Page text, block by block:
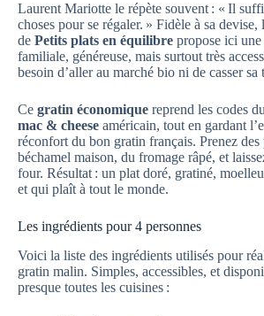
Laurent Mariotte le répète souvent : « Il
choses pour se régaler. » Fidèle à sa devise,
de Petits plats en équilibre propose ici une
familiale, généreuse, mais surtout très
besoin d’aller au marché bio ni de casser sa
Ce gratin économique reprend les codes
mac & cheese américain, tout en gardant
réconfort du bon gratin français. Prenez des
béchamel maison, du fromage râpé, et
four. Résultat : un plat doré, gratiné,
et qui plaît à tout le monde.
Les ingrédients pour 4 personnes
Voici la liste des ingrédients utilisés pour
gratin malin. Simples, accessibles, et
presque toutes les cuisines :